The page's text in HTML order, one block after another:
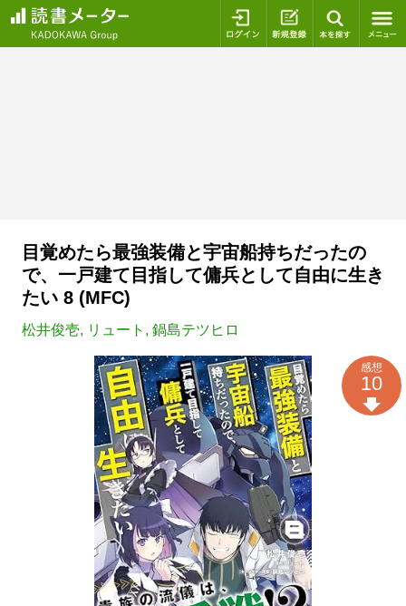
ログイン 新規登録
目覚めたら最強装備と宇宙船持ちだったの
で、一戸建て目指して傭兵として自由に生き
たい 8 (MFC)
松井俊壱, リュート , 鍋島テツヒロ
感想
10